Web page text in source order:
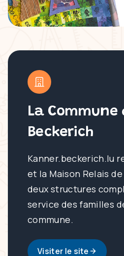
La Commune
Beckerich
Kanner.beckerich.lu
et la Maison Relais
deux structures
service des familles
commune.
Visiter le site